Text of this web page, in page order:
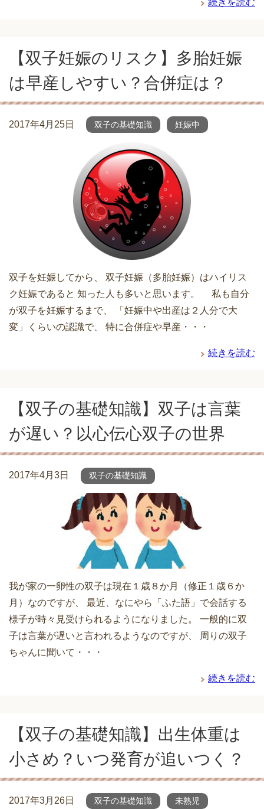
【双子妊娠のリスク】多胎妊娠
は早産しやすい？合併症は？
2017年4月25日 双子の基礎知識 妊娠中
双子を妊娠してから、 双子妊娠（多胎妊娠）はハイリス
ク妊娠であると 知った人も多いと思います。 私も自分
が双子を妊娠するまで、 「妊娠中や出産は２人分で大
変」くらいの認識で、 特に合併症や早産・・・
続きを読む
【双子の基礎知識】双子は言葉
が遅い？以心伝心双子の世界
2017年4月3日 双子の基礎知識
我が家の一卵性の双子は現在１歳８か月（修正１歳６か
月）なのですが、 最近、なにやら「ふた語」で会話する
様子が時々見受けられるようになりました。 一般的に双
子は言葉が遅いと言われるようなのですが、 周りの双子
ちゃんに聞いて・・・
続きを読む
【双子の基礎知識】出生体重は
小さめ？いつ発育が追いつく？
2017年3月26日 双子の基礎知識 未熟児